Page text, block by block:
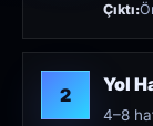
Çıktı:
2 Yol
4–8